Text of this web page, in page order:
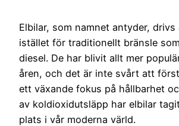
Elbilar, som namnet antyder,
istället för traditionellt bränsle
diesel. De har blivit allt mer
åren, och det är inte svårt att
ett växande fokus på hållbarhet
av koldioxidutsläpp har elbilar
plats i vår moderna värld.